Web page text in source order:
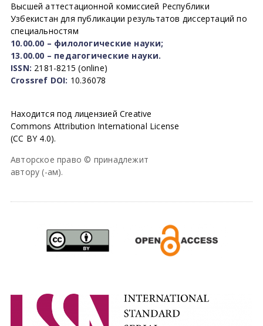
Высшей аттестационной комиссией Республики
Узбекистан для публикации результатов диссертаций по
специальностям
10.00.00 – филологические науки;
13.00.00 – педагогические науки.
ISSN: 2181-8215 (online)
Crossref DOI: 10.36078
Находится под лицензией Creative
Commons Attribution International License
(CC BY 4.0).
Авторское право © принадлежит
автору (-ам).